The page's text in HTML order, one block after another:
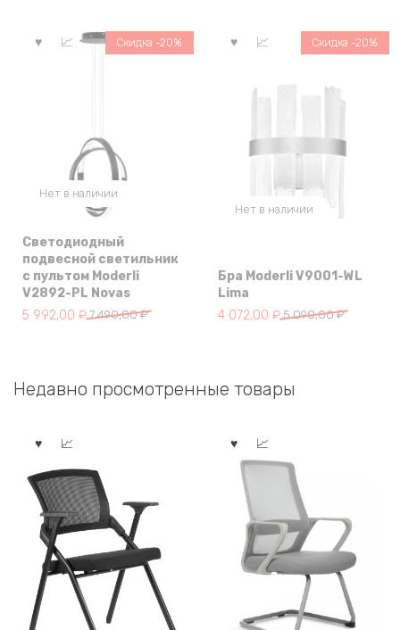
832,00 ₽.
112,00 ₽.
Нет в наличии
Скидка -20%
Светодиодный
подвесной светильник
с пультом Moderli
V2892-PL Novas
7 490,00₽
Первоначальная
490,00 ₽.
5 992,00 ₽
Текущая
Нет в наличии
Скидка -20%
Бра Moderli V9001-WL
Lima
5 090,00₽
Первоначальная
090,00 ₽.
4 072,00 ₽
Текущая
Недавно просмотренные товары